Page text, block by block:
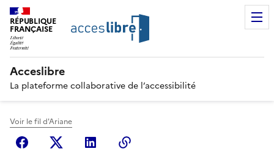
RÉPUBLIQUE
FRANÇAISE
Acceslibre
La plateforme collaborative de l’accessibilité
Voir le fil d'Ariane
FacebookX (anciennement Twitter)
Linkedin